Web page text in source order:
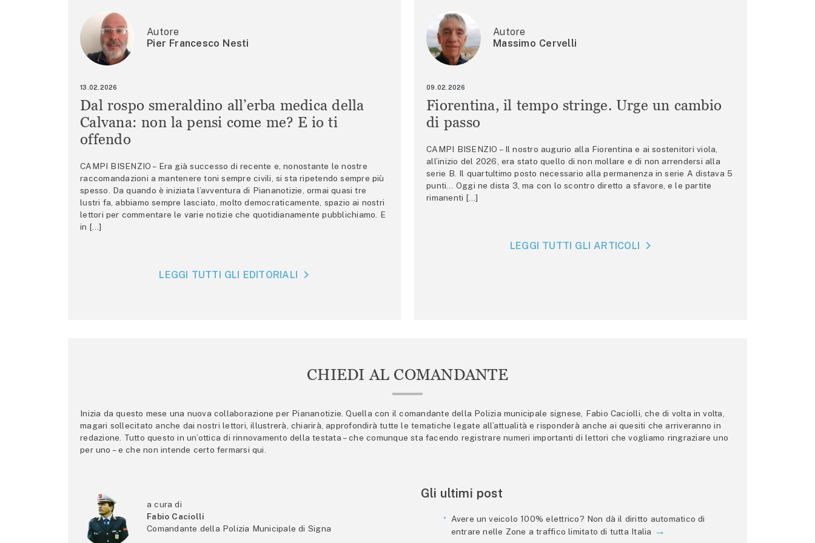
Autore
Pier Francesco Nesti
13.02.2026
Dal rospo smeraldino all’erba medica della
Calvana: non la pensi come me? E io ti
offendo
CAMPI BISENZIO – Era già successo di recente e, nonostante le nostre
raccomandazioni a mantenere toni sempre civili, si sta ripetendo sempre più
spesso. Da quando è iniziata l’avventura di Piananotizie, ormai quasi tre
lustri fa, abbiamo sempre lasciato, molto democraticamente, spazio ai nostri
lettori per commentare le varie notizie che quotidianamente pubblichiamo. E
in […]
LEGGI TUTTI GLI EDITORIALI
Autore
Massimo Cervelli
09.02.2026
Fiorentina, il tempo stringe. Urge un cambio
di passo
CAMPI BISENZIO – Il nostro augurio alla Fiorentina e ai sostenitori viola,
all’inizio del 2026, era stato quello di non mollare e di non arrendersi alla
serie B. Il quartultimo posto necessario alla permanenza in serie A distava 5
punti… Oggi ne dista 3, ma con lo scontro diretto a sfavore, e le partite
rimanenti […]
LEGGI TUTTI GLI ARTICOLI
CHIEDI AL COMANDANTE
Inizia da questo mese una nuova collaborazione per Piananotizie. Quella con il comandante della Polizia municipale signese, Fabio Caciolli, che di volta in volta,
magari sollecitato anche dai nostri lettori, illustrerà, chiarirà, approfondirà tutte le tematiche legate all’attualità e risponderà anche ai quesiti che arriveranno in
redazione. Tutto questo in un’ottica di rinnovamento della testata – che comunque sta facendo registrare numeri importanti di lettori che vogliamo ringraziare uno
per uno – e che non intende certo fermarsi qui.
a cura di
Fabio Caciolli
Comandante della Polizia Municipale di Signa
Gli ultimi post
Avere un veicolo 100% elettrico? Non dà il diritto automatico di
entrare nelle Zone a traffico limitato di tutta Italia